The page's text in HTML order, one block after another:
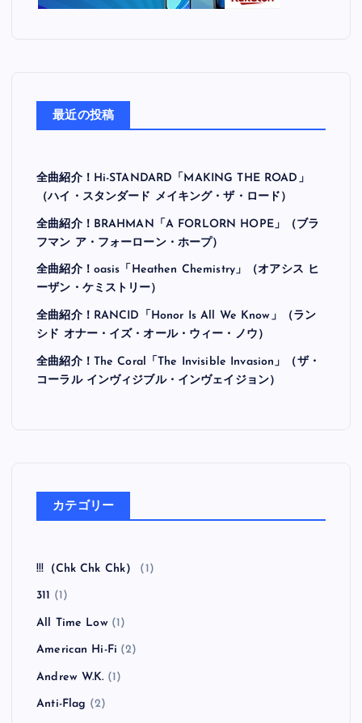
最近の投稿
全曲紹介！Hi-STANDARD「MAKING THE ROAD」
（ハイ・スタンダード メイキング・ザ・ロード）
全曲紹介！BRAHMAN「A FORLORN HOPE」（ブラ
フマン ア・フォーローン・ホープ）
全曲紹介！oasis「Heathen Chemistry」（オアシス ヒ
ーザン・ケミストリー）
全曲紹介！RANCID「Honor Is All We Know」（ラン
シド オナー・イズ・オール・ウィー・ノウ）
全曲紹介！The Coral「The Invisible Invasion」（ザ・
コーラル インヴィジブル・インヴェイジョン）
カテゴリー
!!!（Chk Chk Chk） (1)
311 (1)
All Time Low(1)
American Hi-Fi (2)
Andrew W.K. (1)
Anti-Flag (2)